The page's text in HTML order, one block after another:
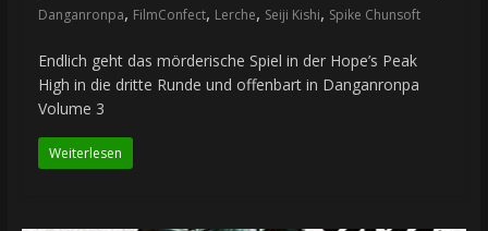
Danganronpa, FilmConfect, Lerche, Seiji Kishi, Spike Chunsoft
Endlich geht das mörderische Spiel in der Hope’s Peak
High in die dritte Runde und offenbart in Danganronpa
Volume 3
Weiterlesen